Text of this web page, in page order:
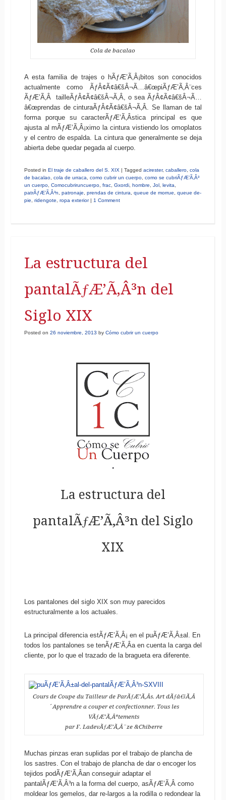
Cola de bacalao
A esta familia de trajes o hÃƒÆ’Ã‚Â¡bitos son conocidos
actualmente como ÃƒÂ¢Ã¢â€šÂ¬Ã…â€œpiÃƒÆ’Ã‚Â¨ces
ÃƒÆ’Ã‚Â tailleÃƒÂ¢Ã¢â€šÂ¬Ã‚Â, o sea ÃƒÂ¢Ã¢â€šÂ¬Ã…
â€œprendas de cinturaÃƒÂ¢Ã¢â€šÂ¬Ã‚Â. Se llaman de tal
forma porque su caracterÃƒÆ’Ã‚Â­stica principal es que
ajusta al mÃƒÆ’Ã‚Â¡ximo la cintura vistiendo los omoplatos
y el centro de espalda. La cintura que generalmente se deja
abierta debe quedar pegada al cuerpo.
Posted in El traje de caballero del S. XIX | Tagged acirester, caballero, cola
de bacalao, cola de urraca como cubrir un cuerpo, como se cubriÃƒÆ’Ã‚Â³
un cuerpo, Comocubriruncuerpo, frac, Gxordi, hombre Jol, levita
patrÃƒÆ’Ã‚Â³n
patronaje prendas de cintura queue de morrue
queue de-
pie
ridengote ropa exterior | 1 Comment
La estructura del
pantalÃƒÆ’Ã‚Â³n del
Siglo XIX
Posted on 26 noviembre, 2013 by Cómo cubrir un cuerpo
La estructura del
pantalÃƒÆ’Ã‚Â³n del Siglo
XIX
Los pantalones del siglo XIX son muy parecidos
estructuralmente a los actuales.
La principal diferencia estÃƒÆ’Ã‚Â¡ en el puÃƒÆ’Ã‚Â±al. En
todos los pantalones se tenÃƒÆ’Ã‚Â­a en cuenta la carga del
cliente, por lo que el trazado de la bragueta era diferente.
Cours de Coupe du Tailleur de ParÃƒÆ’Ã‚Â­s. Art dÃƒâ€šÃ‚Â
´Apprendre a couper et confectionner. Tous les
VÃƒÆ’Ã‚Âªtements
par F. LadevÃƒÆ’Ã‚Â¨ze &Chiberre
Muchas pinzas eran suplidas por el trabajo de plancha de
los sastres. Con el trabajo de plancha de dar o encoger los
tejidos podÃƒÆ’Ã‚Â­an conseguir adaptar el
pantalÃƒÆ’Ã‚Â³n a la forma del cuerpo, asÃƒÆ’Ã‚Â­ como
moldear los gemelos, dar re-largos a la rodilla o redondear la